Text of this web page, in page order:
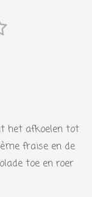
het afkoelen tot
fraise en de
toe en roer